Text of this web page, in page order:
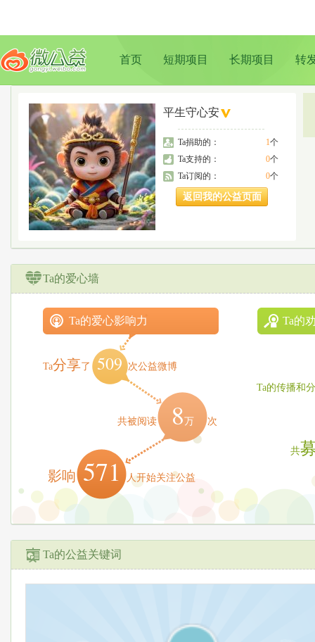
首页 短期项目 长期项目 转
平生守心安
1个
Ta捐助的：
0个
Ta支持的：
0个
Ta订阅的：
返回我的公益页面
Ta的爱心墙
Ta的爱心影响力
Ta分享了 509 次公益微博
共被阅读 8万 次
影响 571 人开始关注公益
Ta的
Ta的传播和
共
Ta的公益关键词